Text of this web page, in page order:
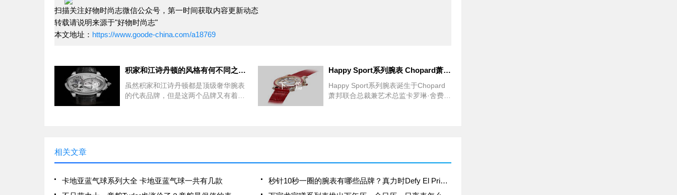
扫描关注好物时尚志微信公众号，第一时间获取内容更新动态
转载请说明来源于"好物时尚志"
本文地址： https://www.goode-china.com/a18769
上一篇
积家和江诗丹顿的风格有何不同之处？
虽然积家和江诗丹顿都是顶级奢华腕表
的代表品牌，但是这两个品牌又有着几
下一篇
Happy Sport系列腕表 Chopard萧邦经典腕表身披红色霞衣
Happy Sport系列腕表诞生于Chopard
萧邦联合总裁兼艺术总监卡罗琳·舍费尔
相关文章
卡地亚蓝气球系列大全 卡地亚蓝气球一共有几款
秒针10秒一圈的腕表有哪些品牌？真力时Defy El Primero 21